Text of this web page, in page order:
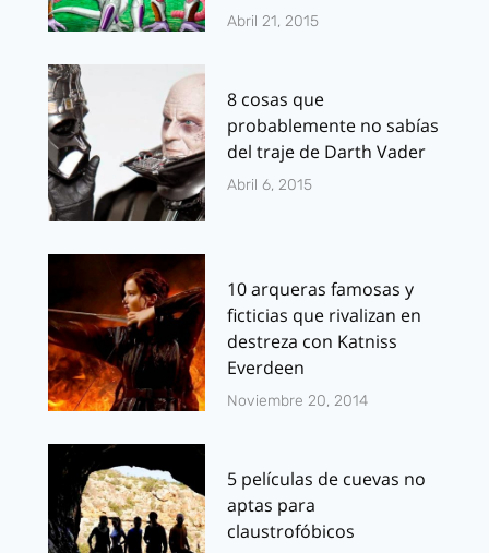
Abril 21, 2015
8 cosas que
probablemente no sabías
del traje de Darth Vader
Abril 6, 2015
10 arqueras famosas y
ficticias que rivalizan en
destreza con Katniss
Everdeen
Noviembre 20, 2014
5 películas de cuevas no
aptas para
claustrofóbicos